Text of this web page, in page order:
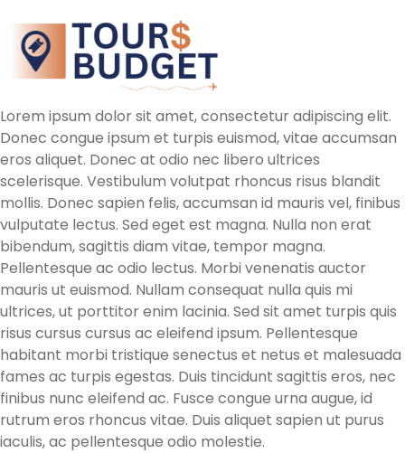
Lorem ipsum dolor sit amet, consectetur adipiscing elit.
Donec congue ipsum et turpis euismod, vitae accumsan
eros aliquet. Donec at odio nec libero ultrices
scelerisque. Vestibulum volutpat rhoncus risus blandit
mollis. Donec sapien felis, accumsan id mauris vel, finibus
vulputate lectus. Sed eget est magna. Nulla non erat
bibendum, sagittis diam vitae, tempor magna.
Pellentesque ac odio lectus. Morbi venenatis auctor
mauris ut euismod. Nullam consequat nulla quis mi
ultrices, ut porttitor enim lacinia. Sed sit amet turpis quis
risus cursus cursus ac eleifend ipsum. Pellentesque
habitant morbi tristique senectus et netus et malesuada
fames ac turpis egestas. Duis tincidunt sagittis eros, nec
finibus nunc eleifend ac. Fusce congue urna augue, id
rutrum eros rhoncus vitae. Duis aliquet sapien ut purus
iaculis, ac pellentesque odio molestie.